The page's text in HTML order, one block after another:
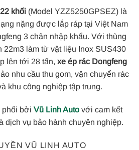
khối (Model YZZ5250GPSEZ) là
nặng được lắp ráp tại Việt Nam
3 chân nhập khẩu. Với thùng
22m3 làm từ vật liệu Inox SUS430
lên tới 28 tấn, xe ép rác Dongfeng
nhu cầu thu gom, vận chuyển rác
khu công nghiệp tập trung.
phối bởi Vũ Linh Auto với cam kết
dịch vụ bảo hành chuyên nghiệp.
VŨ LINH AUTO